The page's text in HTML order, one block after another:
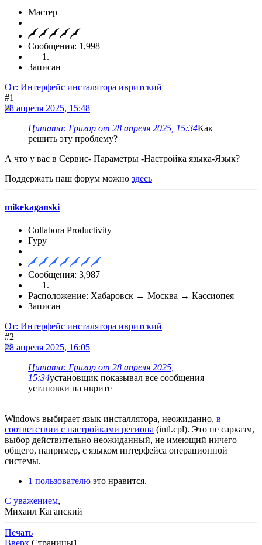
Мастер
Сообщения: 1,998
Записан
От: Интерфейс инсталятора ивритский
#1
28 апреля 2025, 15:48
Цитата: Григор от 28 апреля 2025, 15:34Как
решить эту проблему?
А что у вас в Сервис- Параметры -Настройка языка-Язык?
Поддержать наш форум можно здесь
mikekaganski
Collabora Productivity
Гуру
Сообщения: 3,987
Расположение: Хабаровск → Москва → Кассиопея
Записан
От: Интерфейс инсталятора ивритский
#2
28 апреля 2025, 16:05
Цитата: Григор от 28 апреля 2025,
15:34установщик показывал все сообщения
установки на иврите
Windows выбирает язык инсталлятора, неожиданно, в
соответствии с настройками региона (intl.cpl). Это не сарказм,
выбор действительно неожиданный, не имеющий ничего
общего, например, с языком интерфейса операционной
системы.
1 пользователю это нравится.
С уважением,
Михаил Каганский
Печать
Вверх Страницы1